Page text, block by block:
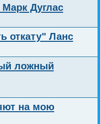
Дуглас
откату" Ланс
ложный
на мою